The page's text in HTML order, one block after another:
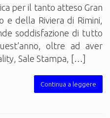
per il tanto atteso Gran
e della Riviera di Rimini,
soddisfazione di tutto
oltre ad aver
Sale Stampa, […]
Continua a leggere